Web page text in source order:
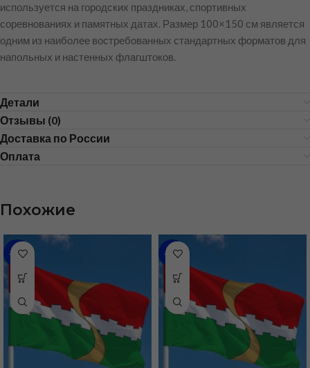
используется на городских праздниках, спортивных
соревнованиях и памятных датах. Размер 100×150 см является
одним из наиболее востребованных стандартных форматов для
напольных и настенных флагштоков.
Детали
Отзывы (0)
Доставка по России
Оплата
Похожие
-46% -36%